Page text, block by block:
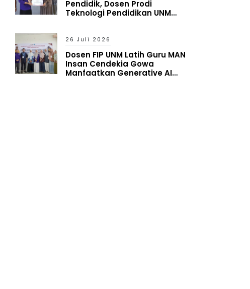
Pendidik, Dosen Prodi
Teknologi Pendidikan UNM
AI
26 Juli 2026
Dosen FIP UNM Latih Guru MAN
Insan Cendekia Gowa
Manfaatkan Generative AI